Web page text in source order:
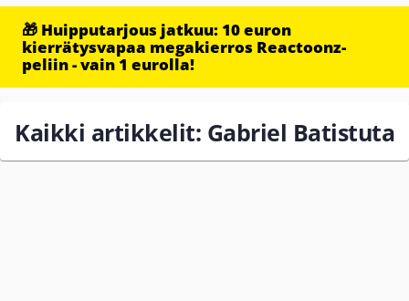
🎁 Huipputarjous jatkuu: 10 euron
kierrätysvapaa megakierros Reactoonz-
peliin - vain 1 eurolla!
Kaikki artikkelit: Gabriel Batistuta